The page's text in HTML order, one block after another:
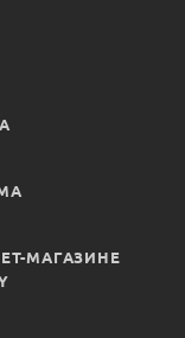
МАГАЗИНЕ